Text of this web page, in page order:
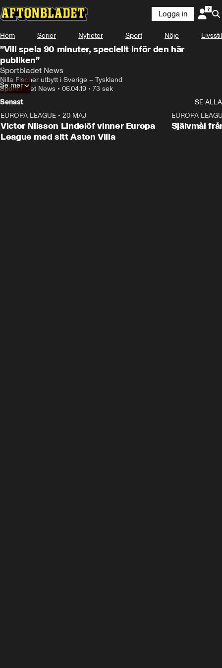
Logga in
Hem Serier Nyheter Sport Nöje Livsstil
”Vill spela 90 minuter, speciellt inför den här
publiken”
Sportbladet News
Nilla Fischer utbytt i Sverige – Tyskland
Sportbladet News • 06.04.19 • 73 sek
Se mer
Senast
SE ALLA
EUROPA LEAGUE • 20 MAJ
Victor Nilsson Lindelöf vinner Europa
League med sitt Aston Villa
EUROPA
Självmål